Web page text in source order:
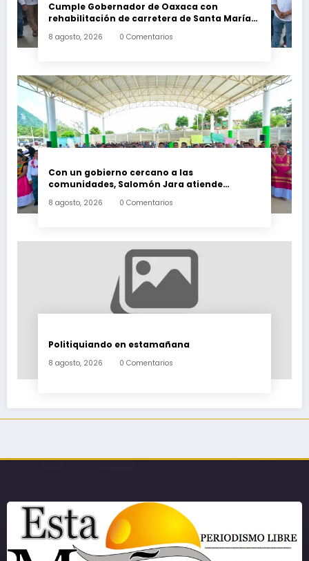
Cumple Gobernador de Oaxaca con
rehabilitación de carretera de Santa María
8 agosto, 2026 0 Comentarios
Con un gobierno cercano a las
comunidades, Salomón Jara atiende
Tenango
8 agosto, 2026 0 Comentarios
Politiquiando en estamañana
8 agosto, 2026 0 Comentarios